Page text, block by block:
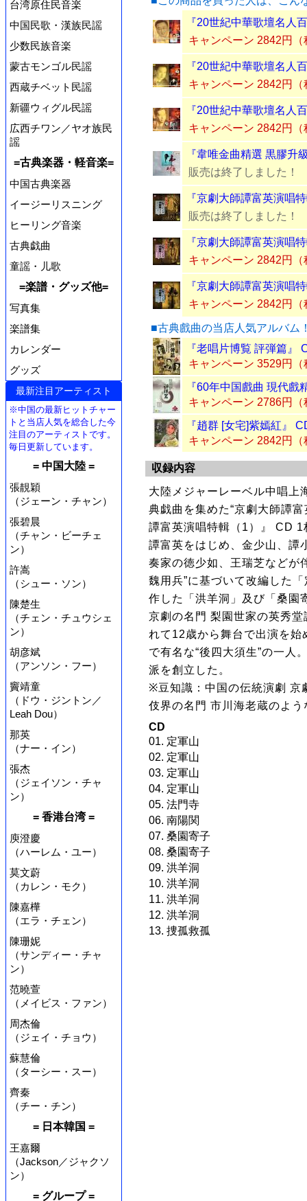
台湾原住民音楽
中国民歌・漢族民謡
少数民族音楽
蒙古モンゴル民謡
西蔵チベット民謡
新疆ウィグル民謡
広西チワン／ヤオ族民
謡
=古典楽器・軽音楽=
中国古典楽器
イージーリスニング
ヒーリング音楽
古典戯曲
童謡・儿歌
=楽譜・グッズ他=
写真集
楽譜集
カレンダー
グッズ
最新注目アーティスト
※中国の最新ヒットチャー
トと当店人気を総合した今
注目のアーティストです。
毎日更新しています。
= 中国大陸 =
張靚穎
（ジェーン・チャン）
張碧晨
（チャン・ビーチェ
ン）
許嵩
（シュー・ソン）
陳楚生
（チェン・チュウシェ
ン）
胡彦斌
（アンソン・フー）
竇靖童
（ドウ・ジントン／
Leah Dou）
那英
（ナー・イン）
張杰
（ジェイソン・チャ
ン）
= 香港台湾 =
庾澄慶
（ハーレム・ユー）
莫文蔚
（カレン・モク）
陳嘉樺
（エラ・チェン）
陳珊妮
（サンディー・チャ
ン）
范曉萱
（メイビス・ファン）
周杰倫
（ジェイ・チョウ）
蘇慧倫
（ターシー・スー）
齊秦
（チー・チン）
= 日本韓国 =
王嘉爾
（Jackson／ジャクソ
ン）
= グループ =
『20世紀中華歌壇名人
キャンペーン 2842円（
『20世紀中華歌壇名人
キャンペーン 2842円（
『20世紀中華歌壇名人
キャンペーン 2842円（
『韋唯金曲精選 黒膠升
販売は終了しました！
『京劇大師譚富英演唱
販売は終了しました！
『京劇大師譚富英演唱
キャンペーン 2842円（
『京劇大師譚富英演唱
キャンペーン 2842円（
■古典戲曲の当店人気アルバム
『老唱片博覧 評弾篇』
キャンペーン 3529円（
『60年中国戲曲 現代
キャンペーン 2786円（
『趙群 [女宅]紫嫣紅』
キャンペーン 2842円（
収録内容
大陸メジャーレーベル中唱上
典戯曲を集めた“京劇大師譚
譚富英演唱特輯（1）』 CD 1
譚富英をはじめ、金少山、譚
奏家の徳少如、王瑞芝などが
魏用兵”に基づいて改編した
作した「洪羊洞」及び「桑園
京劇の名門 梨園世家の英秀
れて12歳から舞台で出演を
で有名な“後四大須生”の一人
派を創立した。
※豆知識：中国の伝統演劇 京
伎界の名門 市川海老蔵のよ
CD
01. 定軍山
02. 定軍山
03. 定軍山
04. 定軍山
05. 法門寺
06. 南陽関
07. 桑園寄子
08. 桑園寄子
09. 洪羊洞
10. 洪羊洞
11. 洪羊洞
12. 洪羊洞
13. 捜孤救孤